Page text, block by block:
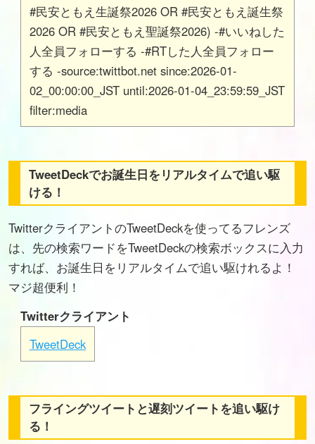
#民安ともえ生誕祭2026 OR #民安ともえ誕生祭
2026 OR #民安ともえ聖誕祭2026) -#いいねした
人全員フォローする -#RTした人全員フォロー
する -source:twittbot.net since:2026-01-
02_00:00:00_JST until:2026-01-04_23:59:59_JST
filter:media
TweetDeckでお誕生日をリアルタイムで追い駆
ける！
TwitterクライアントのTweetDeckを使ってるフレンズ
は、先の検索ワードをTweetDeckの検索ボックスに入力
すれば、お誕生日をリアルタイムで追い駆けれるよ！
マジ超便利！
Twitterクライアント
TweetDeck
フライングツイートと遅刻ツイートを追い駆け
る！